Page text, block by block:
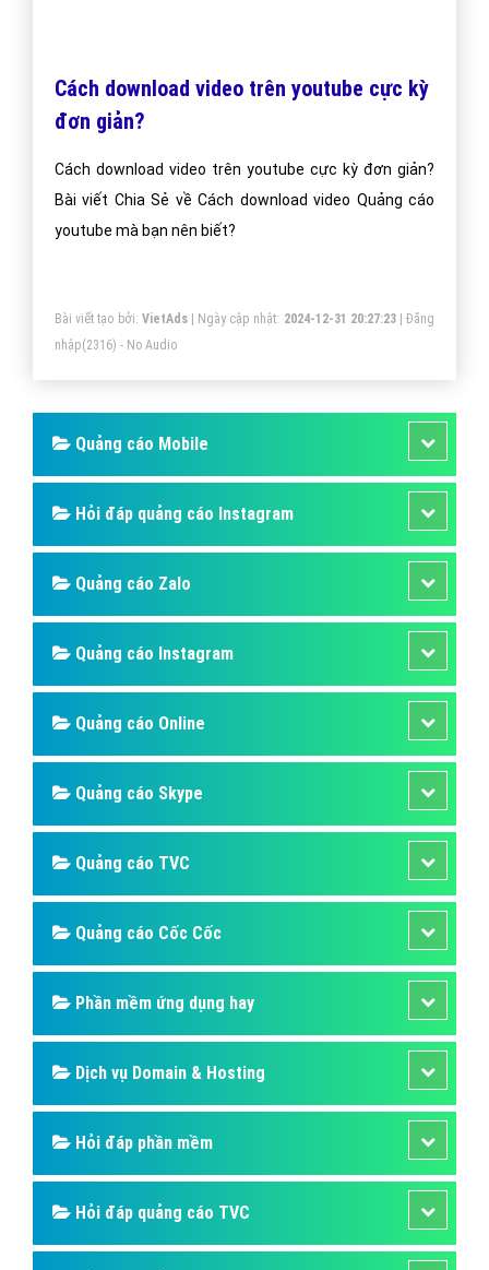
Cách download video trên youtube cực kỳ
đơn giản?
Cách download video trên youtube cực kỳ đơn giản?
Bài viết Chia Sẻ về Cách download video Quảng cáo
youtube mà bạn nên biết?
Bài viết tạo bởi: VietAds| Ngày cập nhật: 2024-12-31 20:27:23|Đăng
nhập(2316) - No Audio
Quảng cáo Mobile
Hỏi đáp quảng cáo Instagram
Quảng cáo Zalo
Quảng cáo Instagram
Quảng cáo Online
Quảng cáo Skype
Quảng cáo TVC
Quảng cáo Cốc Cốc
Phần mềm ứng dụng hay
Dịch vụ Domain & Hosting
Hỏi đáp phần mềm
Hỏi đáp quảng cáo TVC